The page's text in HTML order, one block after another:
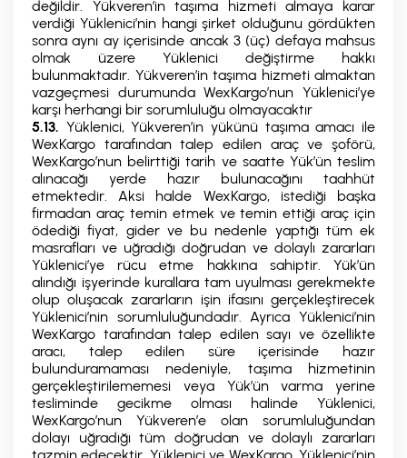
değildir. Yükveren’in taşıma hizmeti almaya karar
verdiği Yüklenici’nin hangi şirket olduğunu gördükten
sonra aynı ay içerisinde ancak 3 (üç) defaya mahsus
olmak üzere Yüklenici değiştirme hakkı
bulunmaktadır. Yükveren’in taşıma hizmeti almaktan
vazgeçmesi durumunda WexKargo’nun Yüklenici’ye
karşı herhangi bir sorumluluğu olmayacaktır
5.13. Yüklenici, Yükveren’in yükünü taşıma amacı ile
WexKargo tarafından talep edilen araç ve şoförü,
WexKargo’nun belirttiği tarih ve saatte Yük’ün teslim
alınacağı yerde hazır bulunacağını taahhüt
etmektedir. Aksi halde WexKargo, istediği başka
firmadan araç temin etmek ve temin ettiği araç için
ödediği fiyat, gider ve bu nedenle yaptığı tüm ek
masrafları ve uğradığı doğrudan ve dolaylı zararları
Yüklenici’ye rücu etme hakkına sahiptir. Yük’ün
alındığı işyerinde kurallara tam uyulması gerekmekte
olup oluşacak zararların işin ifasını gerçekleştirecek
Yüklenici’nin sorumluluğundadır. Ayrıca Yüklenici’nin
WexKargo tarafından talep edilen sayı ve özellikte
aracı, talep edilen süre içerisinde hazır
bulunduramaması nedeniyle, taşıma hizmetinin
gerçekleştirilememesi veya Yük’ün varma yerine
tesliminde gecikme olması halinde Yüklenici,
WexKargo’nun Yükveren’e olan sorumluluğundan
dolayı uğradığı tüm doğrudan ve dolaylı zararları